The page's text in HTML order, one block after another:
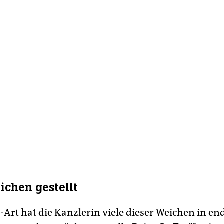
gestellt
hat die Kanzlerin viele dieser Weichen in